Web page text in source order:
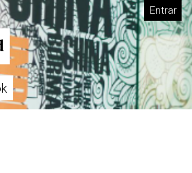
Entrar